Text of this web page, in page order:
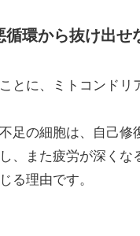
循環から抜け出せ
とに、ミトコンドリ
足の細胞は、自己
、また疲労が深く
る理由です。